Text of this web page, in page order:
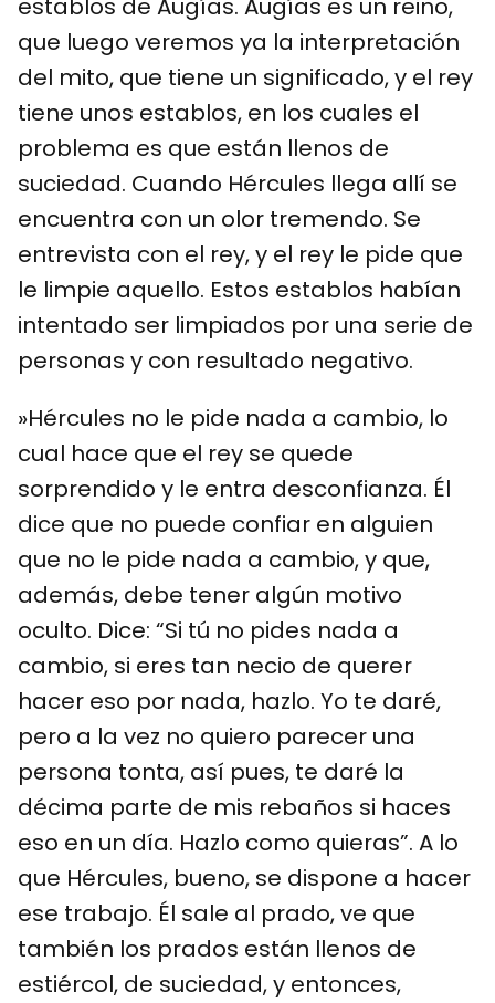
establos de Augías. Augías es un reino,
que luego veremos ya la interpretación
del mito, que tiene un significado, y el rey
tiene unos establos, en los cuales el
problema es que están llenos de
suciedad. Cuando Hércules llega allí se
encuentra con un olor tremendo. Se
entrevista con el rey, y el rey le pide que
le limpie aquello. Estos establos habían
intentado ser limpiados por una serie de
personas y con resultado negativo.
»Hércules no le pide nada a cambio, lo
cual hace que el rey se quede
sorprendido y le entra desconfianza. Él
dice que no puede confiar en alguien
que no le pide nada a cambio, y que,
además, debe tener algún motivo
oculto. Dice: “Si tú no pides nada a
cambio, si eres tan necio de querer
hacer eso por nada, hazlo. Yo te daré,
pero a la vez no quiero parecer una
persona tonta, así pues, te daré la
décima parte de mis rebaños si haces
eso en un día. Hazlo como quieras”. A lo
que Hércules, bueno, se dispone a hacer
ese trabajo. Él sale al prado, ve que
también los prados están llenos de
estiércol, de suciedad, y entonces,